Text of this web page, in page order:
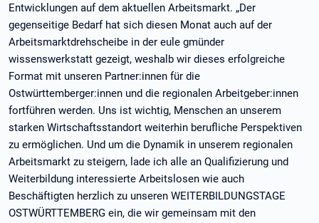
Entwicklungen auf dem aktuellen Arbeitsmarkt. „Der
gegenseitige Bedarf hat sich diesen Monat auch auf der
Arbeitsmarktdrehscheibe in der eule gmünder
wissenswerkstatt gezeigt, weshalb wir dieses erfolgreiche
Format mit unseren Partner:innen für die
Ostwürttemberger:innen und die regionalen Arbeitgeber:innen
fortführen werden. Uns ist wichtig, Menschen an unserem
starken Wirtschaftsstandort weiterhin berufliche Perspektiven
zu ermöglichen. Und um die Dynamik in unserem regionalen
Arbeitsmarkt zu steigern, lade ich alle an Qualifizierung und
Weiterbildung interessierte Arbeitslosen wie auch
Beschäftigten herzlich zu unseren WEITERBILDUNGSTAGE
OSTWÜRTTEMBERG ein, die wir gemeinsam mit den